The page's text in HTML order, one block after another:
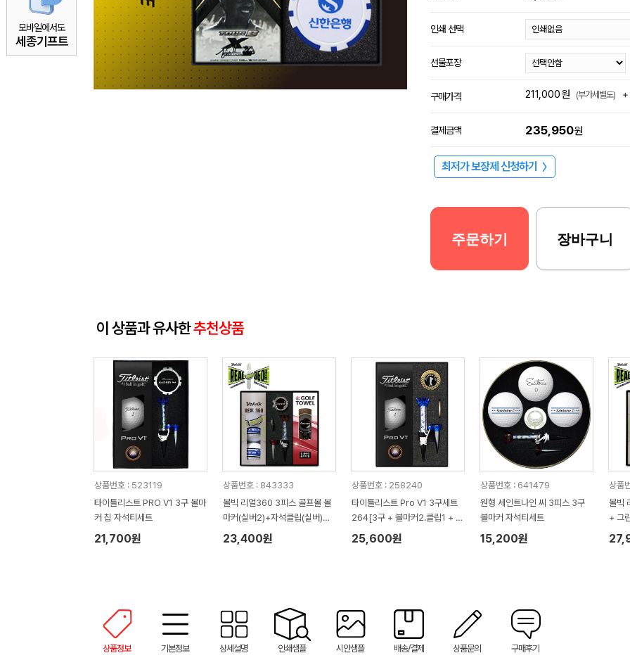
모바일에서도
세종기프트
인쇄 선택
선물포장
구매가격 211,000원 (부가세별도) +
결제금액 235,950원
최저가 보장제 신청하기 〉
주문하기 장바구니
이 상품과 유사한추천상품
상품번호 : 523119
타이틀리스트 PRO V1 3구 볼마
커 칩 자석티세트
21,700원
상품번호 : 843333
볼빅 리얼360 3피스 골프볼 볼
마커(실버2)+자석클립(실버)
+자석티(2)+골프타월 세트
23,400원
상품번호 : 258240
타이틀리스트 Pro V1 3구세트
264[3구 + 볼마커2.클립1 + 자
석티]
25,600원
상품번호 : 641479
원형 세인트나인 씨 3피스 3구
볼마커 자석티세트
15,200원
상품
볼빅
+ 그
상품정보 기본정보 상세설명 인쇄샘플 시안샘플 배송/결제 상품문의 구매후기